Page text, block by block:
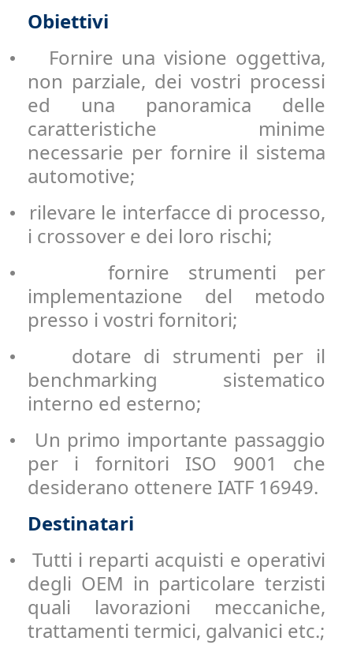
Obiettivi
•
Fornire una visione oggettiva,
non parziale, dei vostri processi
ed una panoramica delle
caratteristiche minime
necessarie per fornire il sistema
automotive;
•
rilevare le interfacce di processo,
i crossover e dei loro rischi;
•
fornire strumenti per
implementazione del metodo
presso i vostri fornitori;
•
dotare di strumenti per il
benchmarking sistematico
interno ed esterno;
•
Un primo importante passaggio
per i fornitori ISO 9001 che
desiderano ottenere IATF 16949.
Destinatari
•
Tutti i reparti acquisti e operativi
degli OEM in particolare terzisti
quali lavorazioni meccaniche,
trattamenti termici, galvanici etc.;